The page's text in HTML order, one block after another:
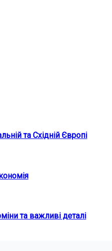
та Східній Європі
та важливі деталі